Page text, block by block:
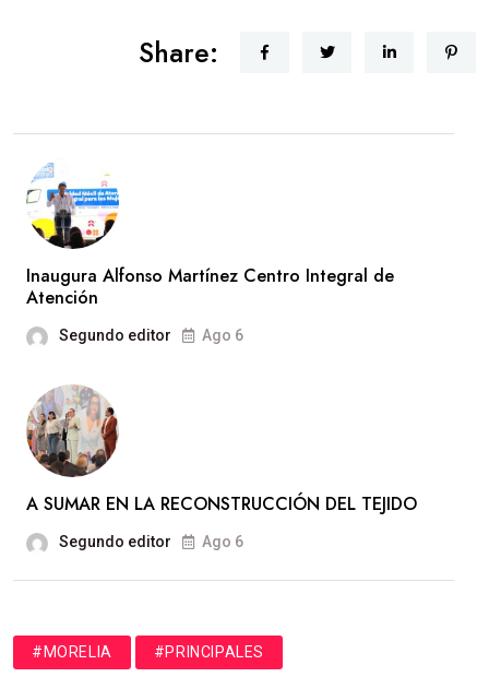
Share:
Inaugura Alfonso Martínez Centro Integral de
Atención
Segundo editor Ago 6
A SUMAR EN LA RECONSTRUCCIÓN DEL TEJIDO
Segundo editor Ago 6
#MORELIA #PRINCIPALES